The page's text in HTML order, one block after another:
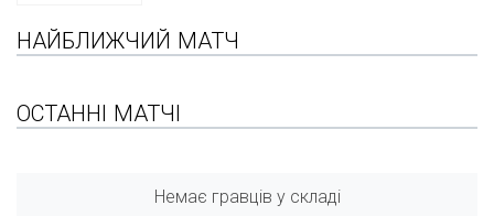
НАЙБЛИЖЧИЙ МАТЧ
ОСТАННІ МАТЧІ
Немає гравців у складі